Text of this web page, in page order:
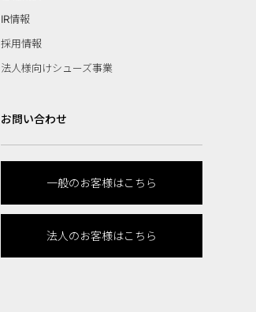
IR情報
採用情報
法人様向けシューズ事業
お問い合わせ
一般のお客様はこちら
法人のお客様はこちら